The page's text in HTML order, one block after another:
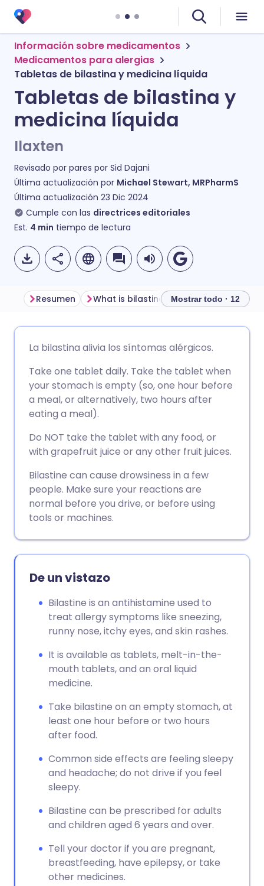
Información sobre medicamentos
Medicamentos para alergias
Tabletas de bilastina y medicina líquida
Tabletas de bilastina y
medicina líquida
Ilaxten
Revisado por pares por Sid Dajani
Última actualización por Michael Stewart, MRPharmS
Última actualización 23 Dic 2024
Cumple con las directrices editoriales
Est. 4 min tiempo de lectura
electrónico
Compartir en Facebook
Compartir en LinkedIn
Compartir en X
Compartir vía WhatsApp
Copiar enlace
🇩🇪 Deutsch
🇪🇸 Español 🇫🇷 Français
🇮🇹 Italiano 🇵🇹
🇮🇳 हिन्दी
🇸🇦 عربي 🇸🇪 Svenska
Resumen What is bilastine used for? How
Mostrar todo · 12
La bilastina alivia los síntomas alérgicos.
Take one tablet daily. Take the tablet when
your stomach is empty (so, one hour before
a meal, or alternatively, two hours after
eating a meal).
Do NOT take the tablet with any food, or
with grapefruit juice or any other fruit juices.
Bilastine can cause drowsiness in a few
people. Make sure your reactions are
normal before you drive, or before using
tools or machines.
De un vistazo
Bilastine is an antihistamine used to
treat allergy symptoms like sneezing,
runny nose, itchy eyes, and skin rashes.
It is available as tablets, melt-in-the-
mouth tablets, and an oral liquid
medicine.
Take bilastine on an empty stomach, at
least one hour before or two hours
after food.
Common side effects are feeling sleepy
and headache; do not drive if you feel
sleepy.
Bilastine can be prescribed for adults
and children aged 6 years and over.
Tell your doctor if you are pregnant,
breastfeeding, have epilepsy, or take
other medicines.